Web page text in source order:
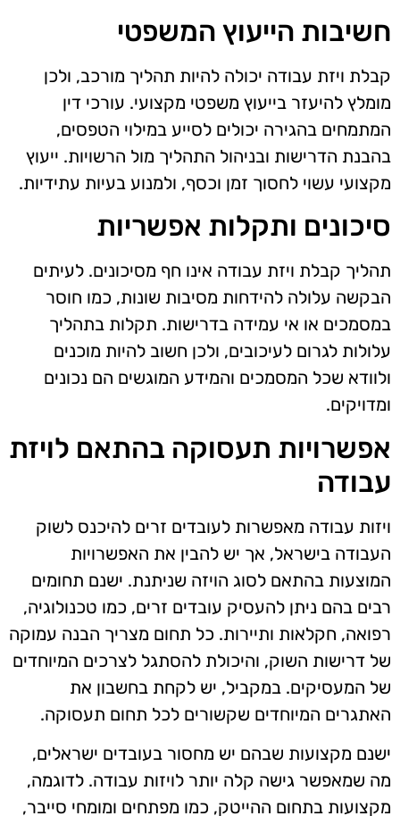
חשיבות הייעוץ המשפטי
קבלת ויזת עבודה יכולה להיות תהליך מורכב, ולכן
מומלץ להיעזר בייעוץ משפטי מקצועי. עורכי דין
המתמחים בהגירה יכולים לסייע במילוי הטפסים,
בהבנת הדרישות ובניהול התהליך מול הרשויות. ייעוץ
מקצועי עשוי לחסוך זמן וכסף, ולמנוע בעיות עתידיות.
סיכונים ותקלות אפשריות
תהליך קבלת ויזת עבודה אינו חף מסיכונים. לעיתים
הבקשה עלולה להידחות מסיבות שונות, כמו חוסר
במסמכים או אי עמידה בדרישות. תקלות בתהליך
עלולות לגרום לעיכובים, ולכן חשוב להיות מוכנים
ולוודא שכל המסמכים והמידע המוגשים הם נכונים
ומדויקים.
אפשרויות תעסוקה בהתאם לויזת
עבודה
ויזות עבודה מאפשרות לעובדים זרים להיכנס לשוק
העבודה בישראל, אך יש להבין את האפשרויות
המוצעות בהתאם לסוג הויזה שניתנת. ישנם תחומים
רבים בהם ניתן להעסיק עובדים זרים, כמו טכנולוגיה,
רפואה, חקלאות ותיירות. כל תחום מצריך הבנה עמוקה
של דרישות השוק, והיכולת להסתגל לצרכים המיוחדים
של המעסיקים. במקביל, יש לקחת בחשבון את
האתגרים המיוחדים שקשורים לכל תחום תעסוקה.
ישנם מקצועות שבהם יש מחסור בעובדים ישראלים,
מה שמאפשר גישה קלה יותר לויזות עבודה. לדוגמה,
מקצועות בתחום ההייטק, כמו מפתחים ומומחי סייבר,